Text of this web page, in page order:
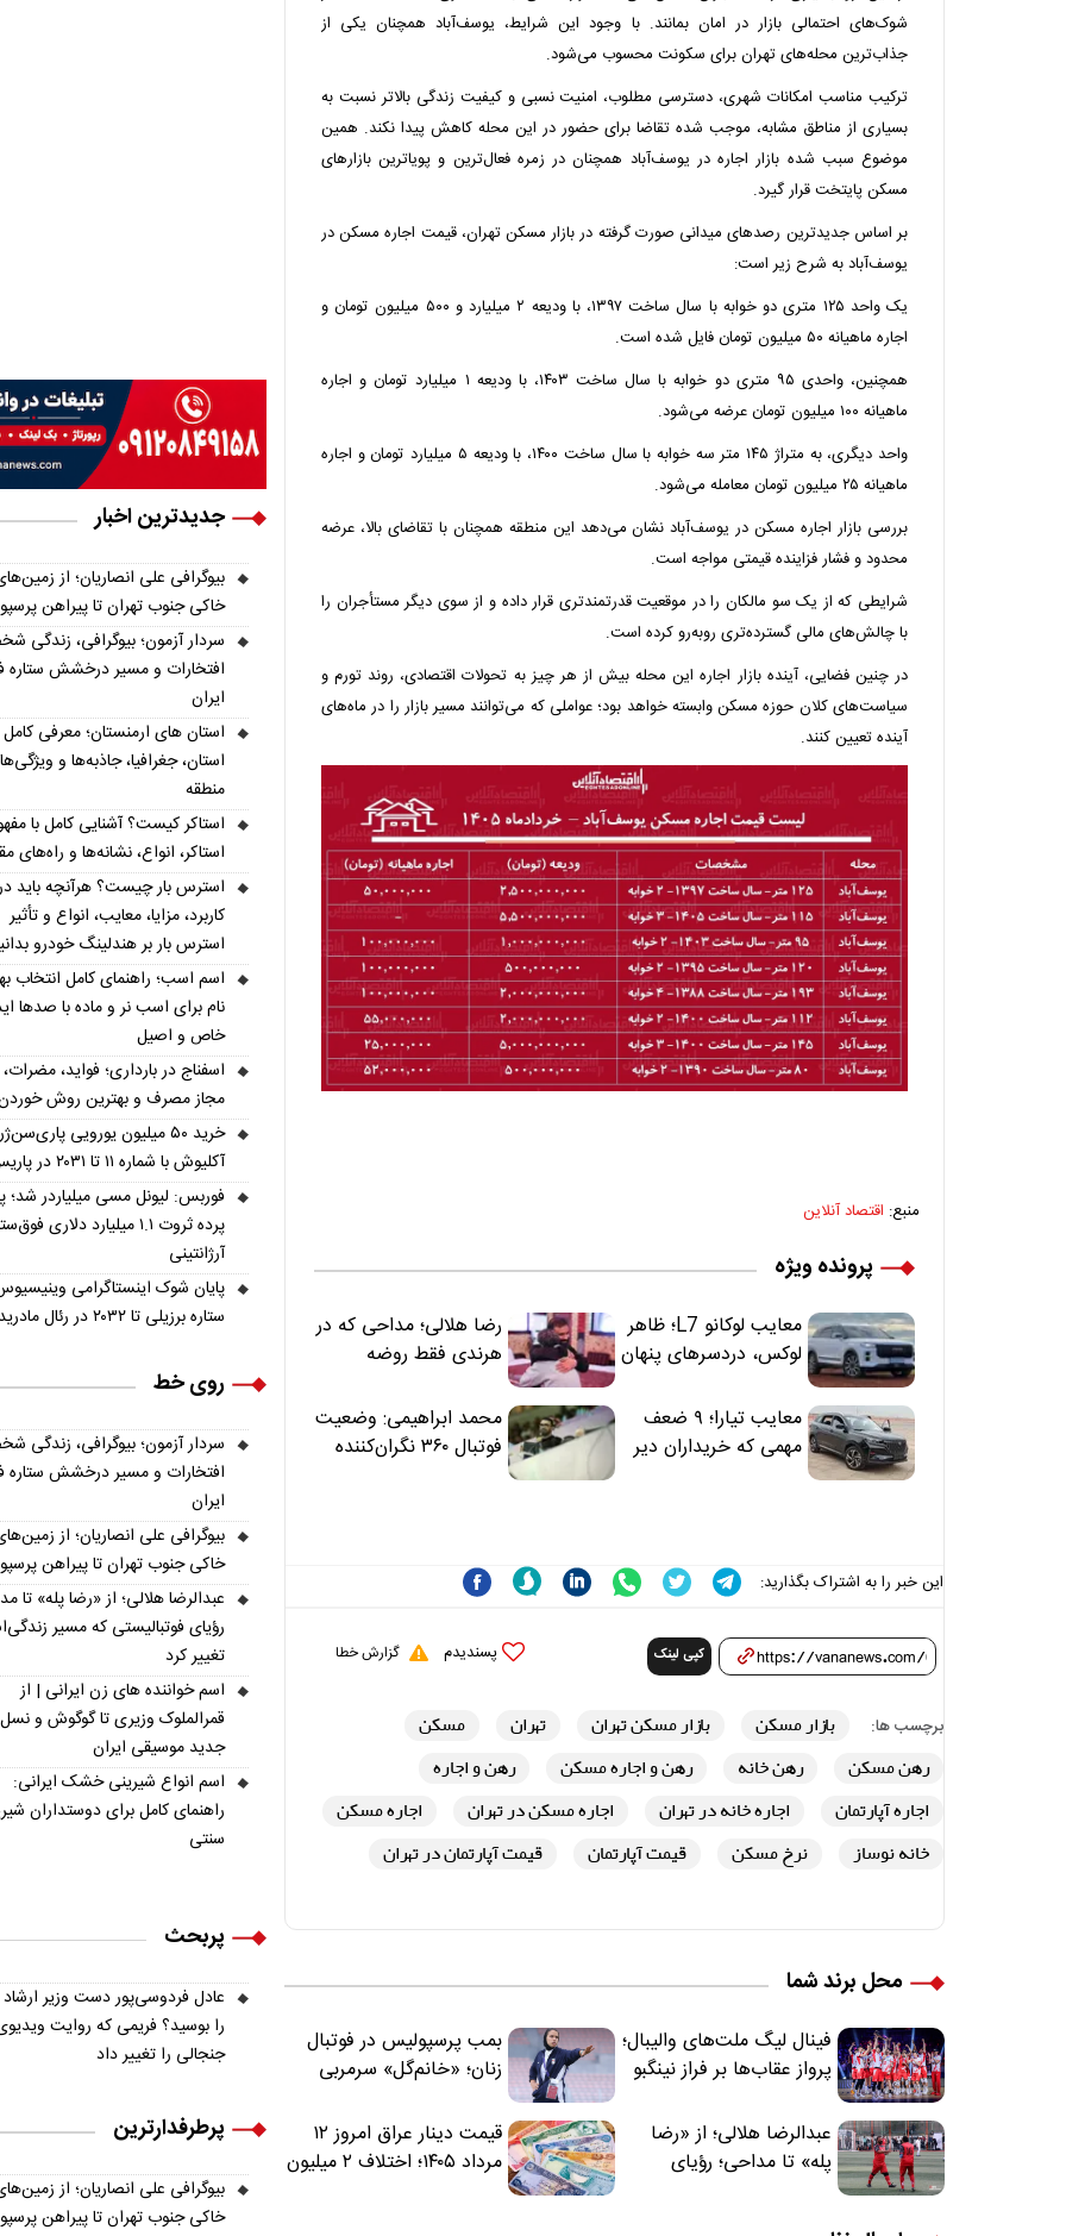
شوک‌های احتمالی بازار در امان بمانند. با وجود این شرایط، یوسف‌آباد همچنان یکی از
جذاب‌ترین محله‌های تهران برای سکونت محسوب می‌شود.
ترکیب مناسب امکانات شهری، دسترسی مطلوب، امنیت نسبی و کیفیت زندگی بالاتر نسبت به
بسیاری از مناطق مشابه، موجب شده تقاضا برای حضور در این محله کاهش پیدا نکند. همین
موضوع سبب شده بازار اجاره در یوسف‌آباد همچنان در زمره فعال‌ترین و پویاترین بازارهای
مسکن پایتخت قرار گیرد.
بر اساس جدیدترین رصدهای میدانی صورت گرفته در بازار مسکن تهران، قیمت اجاره مسکن در
یوسف‌آباد به شرح زیر است:
یک واحد ۱۲۵ متری دو خوابه با سال ساخت ۱۳۹۷، با ودیعه ۲ میلیارد و ۵۰۰ میلیون تومان و
اجاره ماهیانه ۵۰ میلیون تومان فایل شده است.
همچنین، واحدی ۹۵ متری دو خوابه با سال ساخت ۱۴۰۳، با ودیعه ۱ میلیارد تومان و اجاره
ماهیانه ۱۰۰ میلیون تومان عرضه می‌شود.
واحد دیگری، به متراژ ۱۴۵ متر سه خوابه با سال ساخت ۱۴۰۰، با ودیعه ۵ میلیارد تومان و اجاره
ماهیانه ۲۵ میلیون تومان معامله می‌شود.
بررسی بازار اجاره مسکن در یوسف‌آباد نشان می‌دهد این منطقه همچنان با تقاضای بالا، عرضه
محدود و فشار فزاینده قیمتی مواجه است.
شرایطی که از یک سو مالکان را در موقعیت قدرتمندتری قرار داده و از سوی دیگر مستأجران را
با چالش‌های مالی گسترده‌تری روبه‌رو کرده است.
در چنین فضایی، آینده بازار اجاره این محله بیش از هر چیز به تحولات اقتصادی، روند تورم و
سیاست‌های کلان حوزه مسکن وابسته خواهد بود؛ عواملی که می‌توانند مسیر بازار را در ماه‌های
آینده تعیین کنند.
منبع: اقتصاد آنلاین
پرونده ویژه
معایب لوکانو L7؛ ظاهر
لوکس، دردسرهای پنهان
رضا هلالی؛ مداحی که در
هرندی فقط روضه
«تکیه‌گاه آقا مرتضی
علی(ع)» را جدی‌تر
ببینند
معایب تیارا؛ ۹ ضعف
مهمی که خریداران دیر
محمد ابراهیمی: وضعیت
فوتبال ۳۶۰ نگران‌کننده
این خبر را به اشتراک بگذارید:
کپی لینک پسندیدم گزارش خطا
برچسب ها: بازار مسکن بازار مسکن تهران تهران
مسکن
رهن مسکن
رهن خانه رهن و اجاره مسکن
رهن و اجاره
اجاره آپارتمان
اجاره خانه در تهران اجاره مسکن در تهران
اجاره مسکن
خانه نوساز
نرخ مسکن قیمت آپارتمان قیمت آپارتمان در تهران
محل برند شما
فینال لیگ ملت‌های والیبال؛
پرواز عقاب‌ها بر فراز نینگبو
بمب پرسپولیس در فوتبال
زنان؛ «خانم‌گل» سرمربی
عبدالرضا هلالی؛ از «رضا
پله» تا مداحی؛ رؤیای
قیمت دینار عراق امروز ۱۲
مرداد ۱۴۰۵؛ اختلاف ۲ میلیون
جدیدترین اخبار
بیوگرافی علی انصاریان؛ از
خاکی جنوب تهران تا پیراهن
سردار آزمون؛ بیوگرافی، زندگی
افتخارات و مسیر درخشش ستاره
ایران
استان، جغرافیا، جاذبه‌ها و
منطقه
استاکر کیست؟ آشنایی کامل با
استاکر، انواع، نشانه‌ها و راه‌های
استرس بار چیست؟ هرآنچه باید
کاربرد، مزایا، معایب، انواع و تأثیر
استرس بار بر هندلینگ خودرو
اسم اسب؛ راهنمای کامل انتخاب
نام برای اسب نر و ماده با صدها
خاص و اصیل
اسفناج در بارداری؛ فواید،
مجاز مصرف و بهترین روش
خرید ۵۰ میلیون یورویی
آکلیوش با شماره ۱۱ تا ۲۰۳۱ در پاریس
فوربس: لیونل مسی میلیاردر
پرده ثروت ۱.۱ میلیارد دلاری
آرژانتینی
پایان شوک اینستاگرامی
ستاره برزیلی تا ۲۰۳۲ در رئال مادرید ماند
روی خط
سردار آزمون؛ بیوگرافی، زندگی
افتخارات و مسیر درخشش ستاره
ایران
بیوگرافی علی انصاریان؛ از
خاکی جنوب تهران تا پیراهن
عبدالرضا هلالی؛ از «رضا پله» تا
رؤیای فوتبالیستی که مسیر
تغییر کرد
اسم خواننده های زن ایرانی | از
قمرالملوک وزیری تا گوگوش و نسل
جدید موسیقی ایران
اسم انواع شیرینی خشک ایرانی:
راهنمای کامل برای دوستداران
سنتی
پربحث
عادل فردوسی‌پور دست وزیر ارشاد
را بوسید؟ فریمی که روایت
جنجالی را تغییر داد
پرطرفدارترین
بیوگرافی علی انصاریان؛ از
خاکی جنوب تهران تا پیراهن